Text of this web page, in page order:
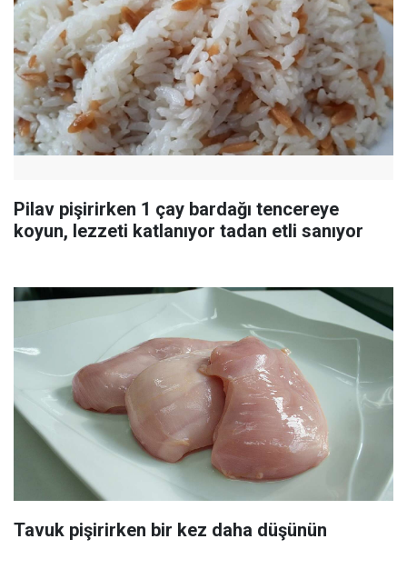
Pilav pişirirken 1 çay bardağı tencereye
koyun, lezzeti katlanıyor tadan etli sanıyor
Tavuk pişirirken bir kez daha düşünün